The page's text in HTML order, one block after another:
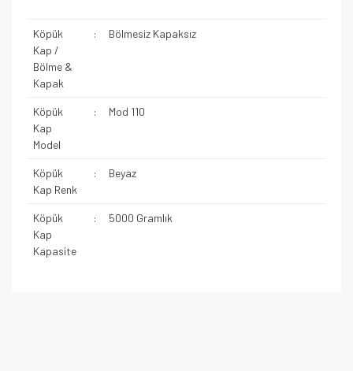
Köpük
Kap /
Bölme &
Kapak
: Bölmesiz Kapaksız
Köpük
Kap
Model
: Mod 110
Köpük
Kap Renk
: Beyaz
Köpük
Kap
Kapasite
: 5000 Gramlık